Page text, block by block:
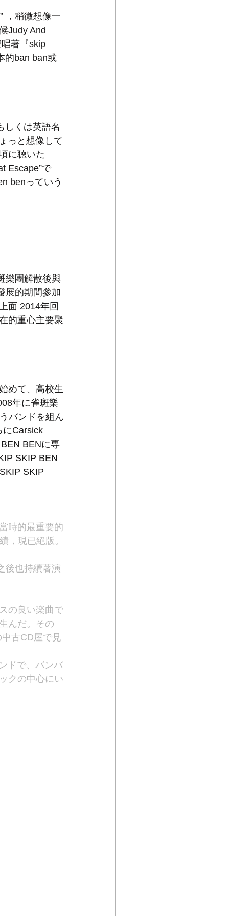
，稍微想像一
Judy And
著『skip
的ban ban或
しくは英語名
っと想像して
に聴いた
Escape”で
benっていう
樂團解散後與
展的期間參加
面 2014年回
的重心主要聚
めて、高校生
年に雀斑樂
バンドを組ん
にCarsick
BENに専
SKIP BEN
SKIP
時的最重要的
，現已絕版。
後也持續著演
の良い楽曲で
んだ。その
古CD屋で見
ドで、バンバ
クの中心にい